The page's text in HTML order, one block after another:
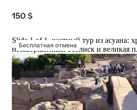
150 $
Бесплатная отмена
Slide 1 of 1, частный тур из асуана:
незавершённый обелиск и великая